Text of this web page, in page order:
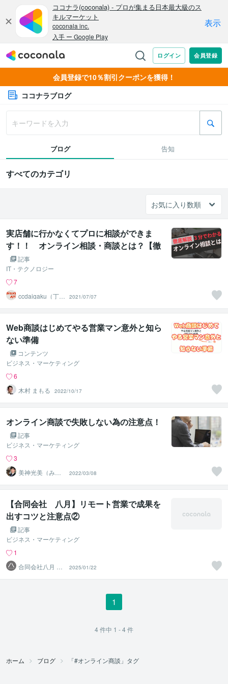
会員登録で10％割引クーポンを獲得！
ココナラブログ
ブログ 告知
すべてのカテゴリ
実店舗に行かなくてプロに相談ができま
す！！ オンライン相談・商談とは？【徹
底解説】
記事
IT・テクノロジー
7
ccdaigaku（丁寧
対応）
2021/07/07
Web商談はじめてやる営業マン意外と知ら
ない準備
コンテンツ
ビジネス・マーケティング
6
木村 まもる
2022/10/17
オンライン商談で失敗しない為の注意点！
記事
ビジネス・マーケティング
3
美神光美（みか
みひろみ）
2022/03/08
【合同会社 八月】リモート営業で成果を
出すコツと注意点②
記事
ビジネス・マーケティング
1
合同会社八月 営
業代行
2025/01/22
1
4件中 1 - 4件
ホーム ブログ 「#オンライン商談」タグ